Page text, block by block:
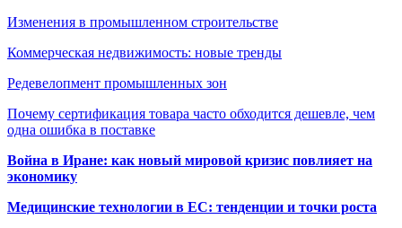
Изменения в промышленном строительстве
Коммерческая недвижимость: новые тренды
Редевелопмент промышленных зон
Почему сертификация товара часто обходится дешевле, чем
одна ошибка в поставке
Война в Иране: как новый мировой кризис повлияет на
экономику
Медицинские технологии в ЕС: тенденции и точки роста